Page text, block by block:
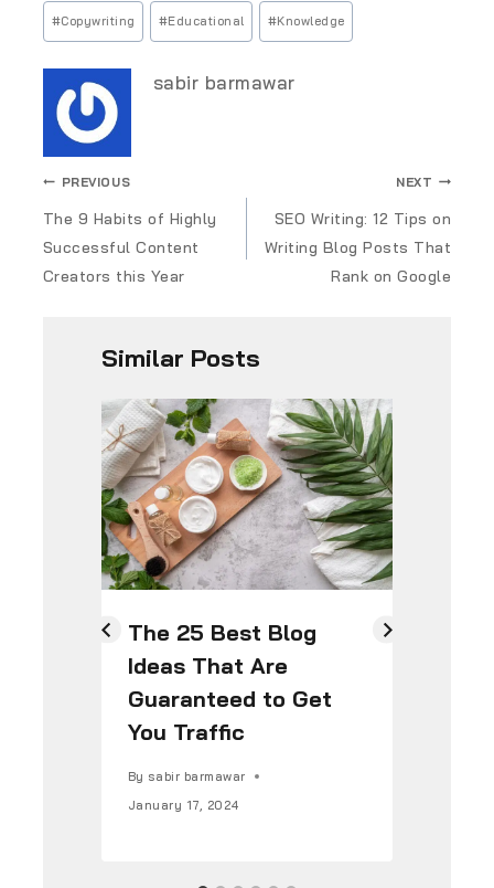
#Copywriting #Educational #Knowledge
sabir barmawar
PREVIOUS
The 9 Habits of Highly
Successful Content
Creators this Year
NEXT
SEO Writing: 12 Tips on
Writing Blog Posts That
Rank on Google
Similar Posts
The 25 Best Blog
Ideas That Are
Guaranteed to Get
You Traffic
By sabir barmawar
January 17, 2024